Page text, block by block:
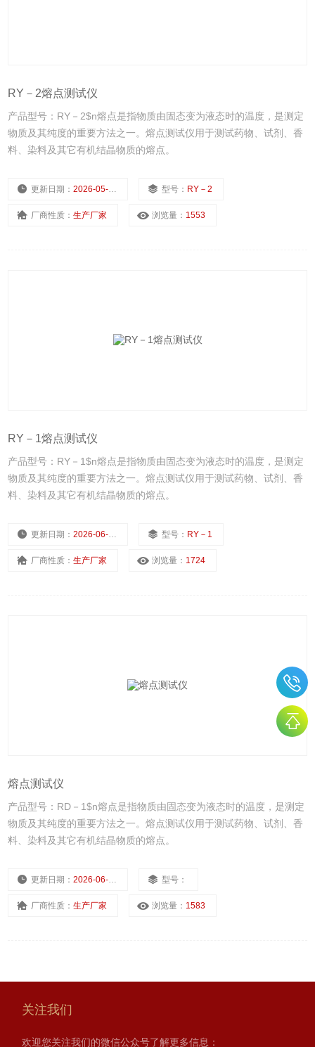
RY－2熔点测试仪
产品型号：RY－2$n熔点是指物质由固态变为液态时的温度，是测定
物质及其纯度的重要方法之一。熔点测试仪用于测试药物、试剂、香
料、染料及其它有机结晶物质的熔点。
更新日期：2026-05-11 型号： RY－2
厂商性质：生产厂家 浏览量： 1553
RY－1熔点测试仪
产品型号：RY－1$n熔点是指物质由固态变为液态时的温度，是测定
物质及其纯度的重要方法之一。熔点测试仪用于测试药物、试剂、香
料、染料及其它有机结晶物质的熔点。
更新日期：2026-06-02 型号： RY－1
厂商性质：生产厂家 浏览量： 1724
熔点测试仪
产品型号：RD－1$n熔点是指物质由固态变为液态时的温度，是测定
物质及其纯度的重要方法之一。熔点测试仪用于测试药物、试剂、香
料、染料及其它有机结晶物质的熔点。
更新日期：2026-06-02 型号：
厂商性质：生产厂家 浏览量： 1583
关注我们
欢迎您关注我们的微信公众号了解更多信息：